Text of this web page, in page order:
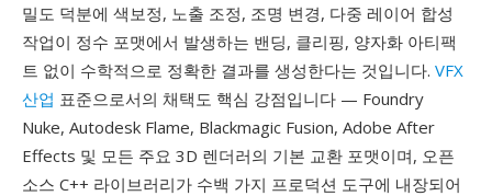
밀도 덕분에 색보정, 노출 조정, 조명 변경, 다중 레이어 합성
작업이 정수 포맷에서 발생하는 밴딩, 클리핑, 양자화 아티팩
트 없이 수학적으로 정확한 결과를 생성한다는 것입니다. VFX
산업 표준으로서의 채택도 핵심 강점입니다 — Foundry
Nuke, Autodesk Flame, Blackmagic Fusion, Adobe After
Effects 및 모든 주요 3D 렌더러의 기본 교환 포맷이며, 오픈
소스 C++ 라이브러리가 수백 가지 프로덕션 도구에 내장되어